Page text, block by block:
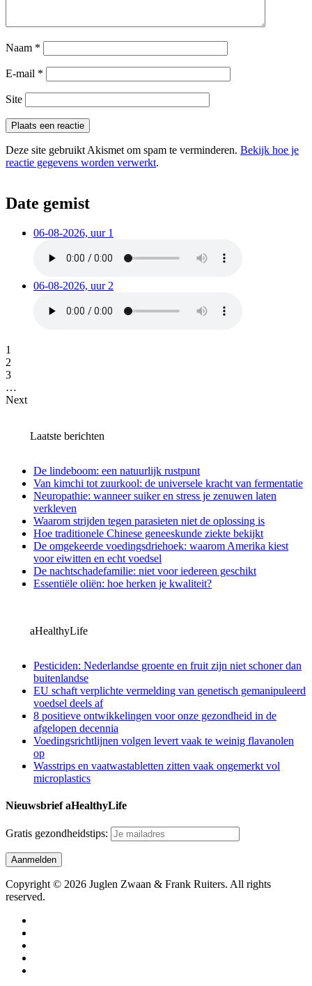
Naam *
E-mail *
Site
Deze site gebruikt Akismet om spam te verminderen. Bekijk hoe je
reactie gegevens worden verwerkt.
Date gemist
06-08-2026, uur 1
06-08-2026, uur 2
1
2
3
…
Next
Laatste berichten
De lindeboom: een natuurlijk rustpunt
Van kimchi tot zuurkool: de universele kracht van fermentatie
Neuropathie: wanneer suiker en stress je zenuwen laten
verkleven
Waarom strijden tegen parasieten niet de oplossing is
Hoe traditionele Chinese geneeskunde ziekte bekijkt
De omgekeerde voedingsdriehoek: waarom Amerika kiest
voor eiwitten en echt voedsel
De nachtschadefamilie: niet voor iedereen geschikt
Essentiële oliën: hoe herken je kwaliteit?
aHealthyLife
Pesticiden: Nederlandse groente en fruit zijn niet schoner dan
buitenlandse
EU schaft verplichte vermelding van genetisch gemanipuleerd
voedsel deels af
8 positieve ontwikkelingen voor onze gezondheid in de
afgelopen decennia
Voedingsrichtlijnen volgen levert vaak te weinig flavanolen
op
Wasstrips en vaatwastabletten zitten vaak ongemerkt vol
microplastics
Nieuwsbrief aHealthyLife
Gratis gezondheidstips:
Copyright © 2026 Juglen Zwaan & Frank Ruiters. All rights
reserved.